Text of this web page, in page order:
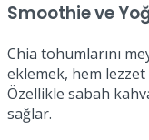
Smoothie ve
Chia tohumlarını
eklemek, hem lezzet
Özellikle sabah
sağlar.